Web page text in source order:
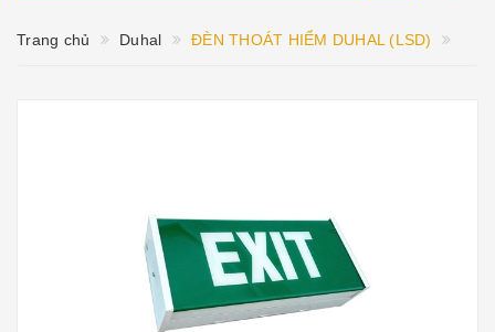
Trang chủ Duhal ĐÈN THOÁT HIỂM DUHAL (LSD)